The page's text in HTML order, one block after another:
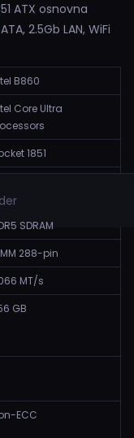
ATX osnovna
2.5Gb LAN, WiFi
B860
Core Ultra
1851
SDRAM
288-pin
MT/s
GB
ECC